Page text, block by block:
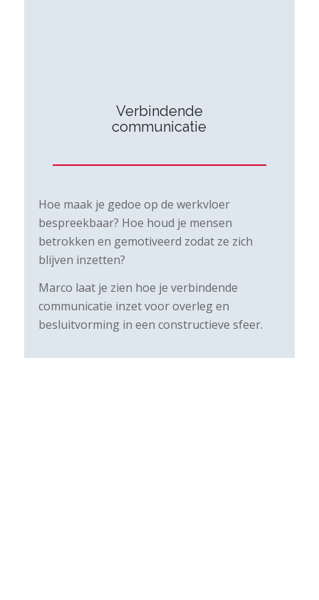
Verbindende
communicatie
Hoe maak je gedoe op de werkvloer
bespreekbaar? Hoe houd je mensen
betrokken en gemotiveerd zodat ze zich
blijven inzetten?
Marco laat je zien hoe je verbindende
communicatie inzet voor overleg en
besluitvorming in een constructieve sfeer.